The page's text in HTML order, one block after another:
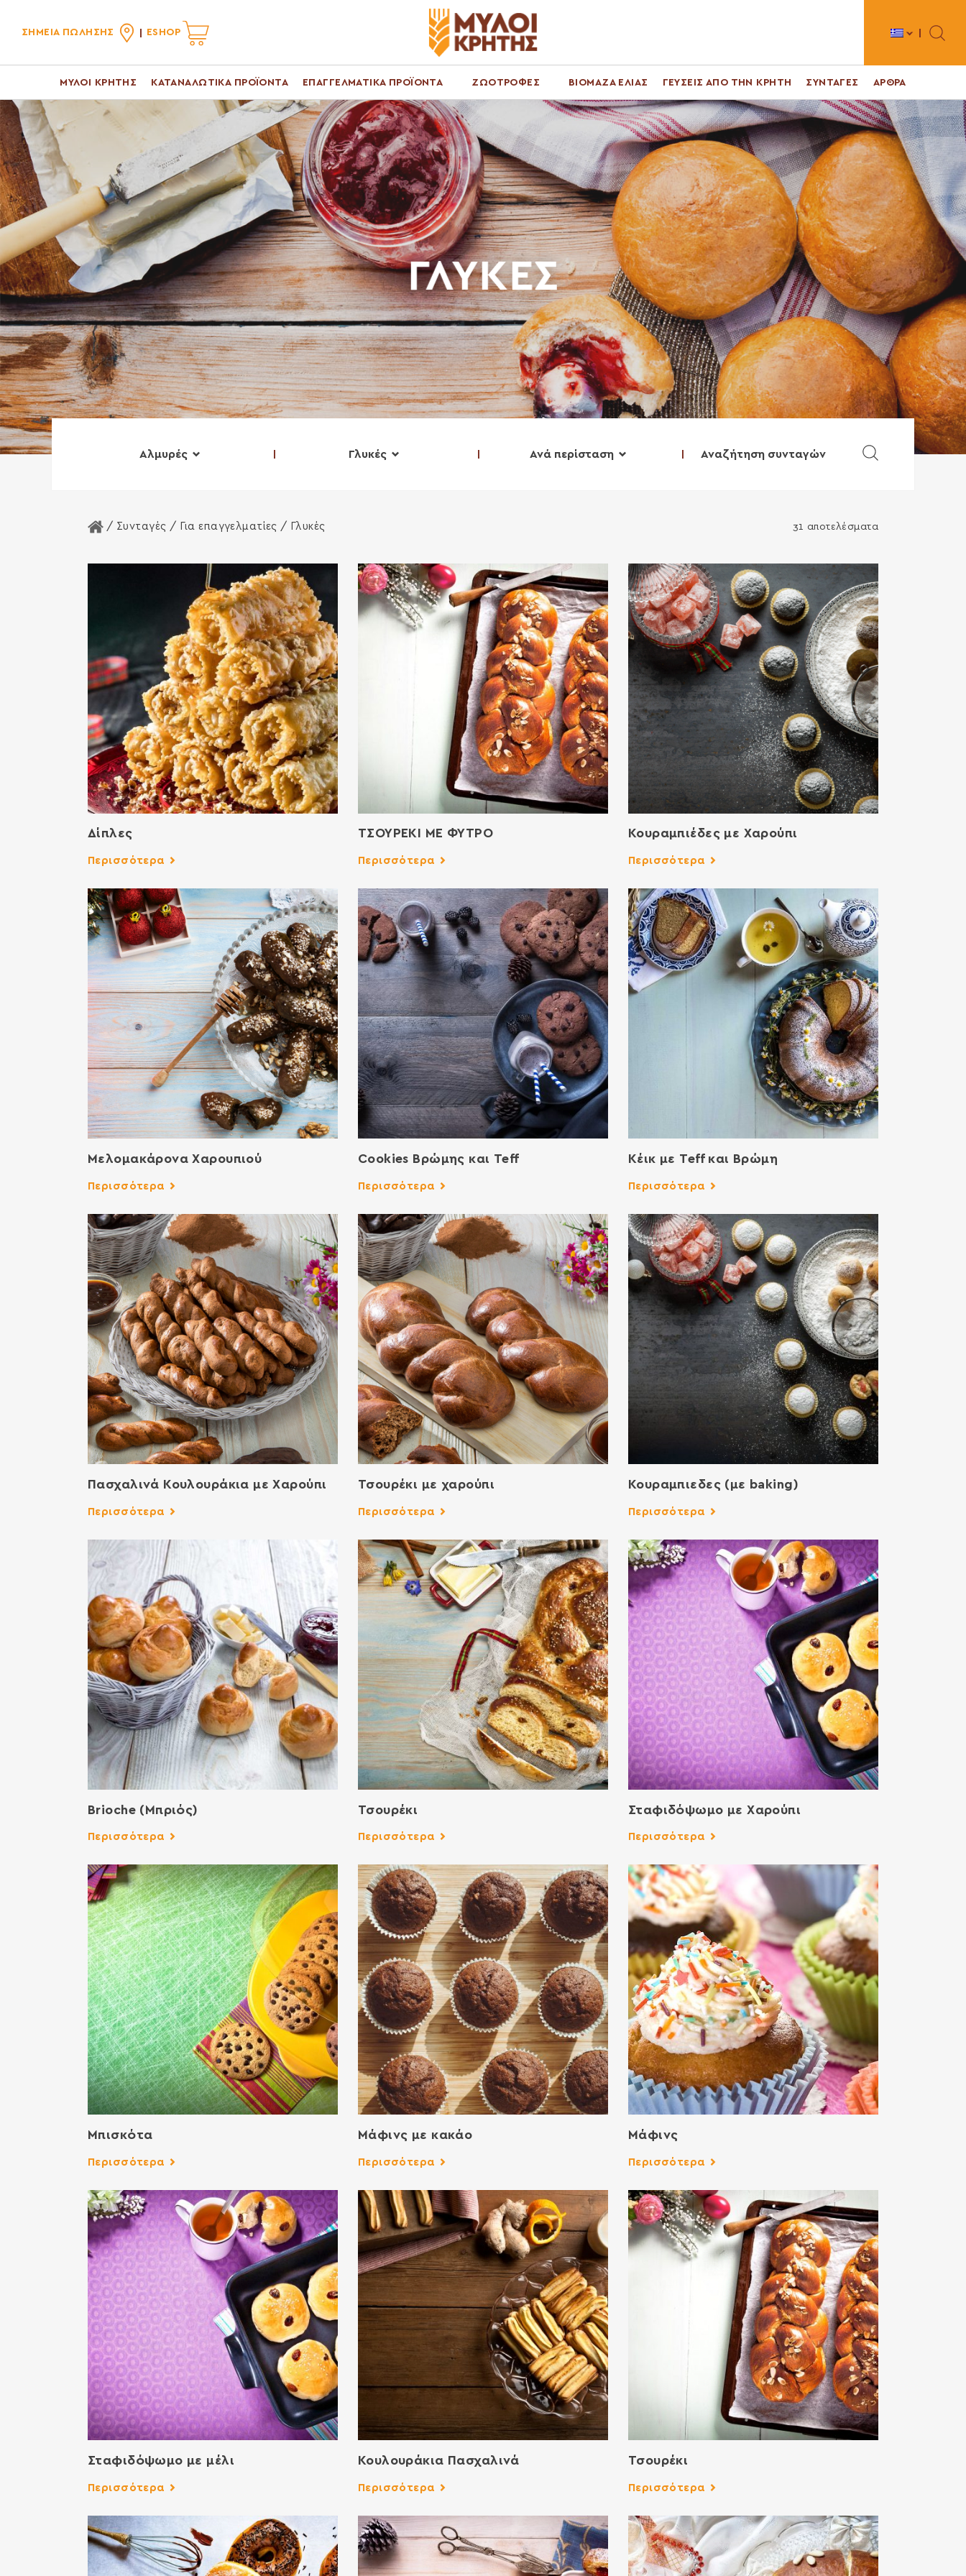
ΣΗΜΕΙΑ ΠΩΛΗΣΗΣ ESHOP Toggle
ΜΥΛΟΙ ΚΡΗΤΗΣ ΚΑΤΑΝΑΛΩΤΙΚΑ ΠΡΟΪΟΝΤΑ ΕΠΑΓΓΕΛΜΑΤΙΚΑ ΠΡΟΪΟΝΤΑ ΖΩΟΤΡΟΦΕΣ ΒΙΟΜΑΖΑ ΕΛΙΑΣ ΓΕΥΣΕΙΣ ΑΠΟ ΤΗΝ ΚΡΗΤΗ ΣΥΝΤΑΓΕΣ ΑΡΘΡΑ
ΓΛΥΚΕΣ
Αλμυρές Γλυκές Ανά περίσταση Αναζήτηση συνταγών
Αρχική Σελίδα
/ Συνταγές / Για επαγγελματίες / Γλυκές 31 αποτελέσματα
Δίπλες
Περισσότερα
ΤΣΟΥΡΕΚΙ ΜΕ ΦΥΤΡΟ
Περισσότερα
Κουραμπιέδες με Χαρούπι
Περισσότερα
Μελομακάρονα Χαρουπιού
Περισσότερα
Cookies Βρώμης και Teff
Περισσότερα
Κέικ με Teff και Βρώμη
Περισσότερα
Πασχαλινά Κουλουράκια με Χαρούπι
Περισσότερα
Τσουρέκι με χαρούπι
Περισσότερα
Κουραμπιεδες (με baking)
Περισσότερα
Brioche (Μπριός)
Περισσότερα
Τσουρέκι
Περισσότερα
Σταφιδόψωμο με Χαρούπι
Περισσότερα
Μπισκότα
Περισσότερα
Μάφινς με κακάο
Περισσότερα
Μάφινς
Περισσότερα
Σταφιδόψωμο με μέλι
Περισσότερα
Κουλουράκια Πασχαλινά
Περισσότερα
Τσουρέκι
Περισσότερα